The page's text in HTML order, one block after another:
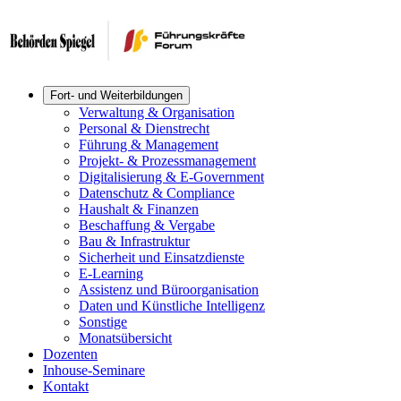
Fort- und Weiterbildungen
Verwaltung & Organisation
Personal & Dienstrecht
Führung & Management
Projekt- & Prozessmanagement
Digitalisierung & E-Government
Datenschutz & Compliance
Haushalt & Finanzen
Beschaffung & Vergabe
Bau & Infrastruktur
Sicherheit und Einsatzdienste
E-Learning
Assistenz und Büroorganisation
Daten und Künstliche Intelligenz
Sonstige
Monatsübersicht
Dozenten
Inhouse-Seminare
Kontakt